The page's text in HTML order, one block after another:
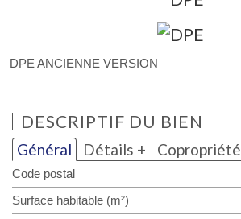
DPE ANCIENNE VERSION
DESCRIPTIF DU BIEN
Général Détails + Copropriété
Code postal
Surface habitable (m²)